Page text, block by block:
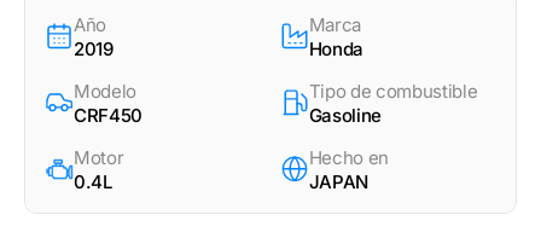
Año
2019
Marca
Honda
Modelo
CRF450
Tipo de combustible
Gasoline
Motor
0.4L
Hecho en
JAPAN